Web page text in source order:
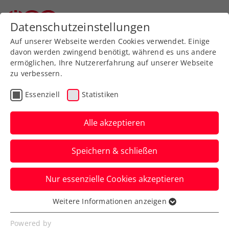
Aktuelle News
News filtern
Datenschutzeinstellungen
Auf unserer Webseite werden Cookies verwendet. Einige
davon werden zwingend benötigt, während es uns andere
ermöglichen, Ihre Nutzererfahrung auf unserer Webseite
zu verbessern.
Essenziell Statistiken
Alle akzeptieren
Speichern & schließen
Nur essenzielle Cookies akzeptieren
Essenziell
Essenzielle Cookies werden für grundlegende
Weitere Informationen anzeigen
Powered by